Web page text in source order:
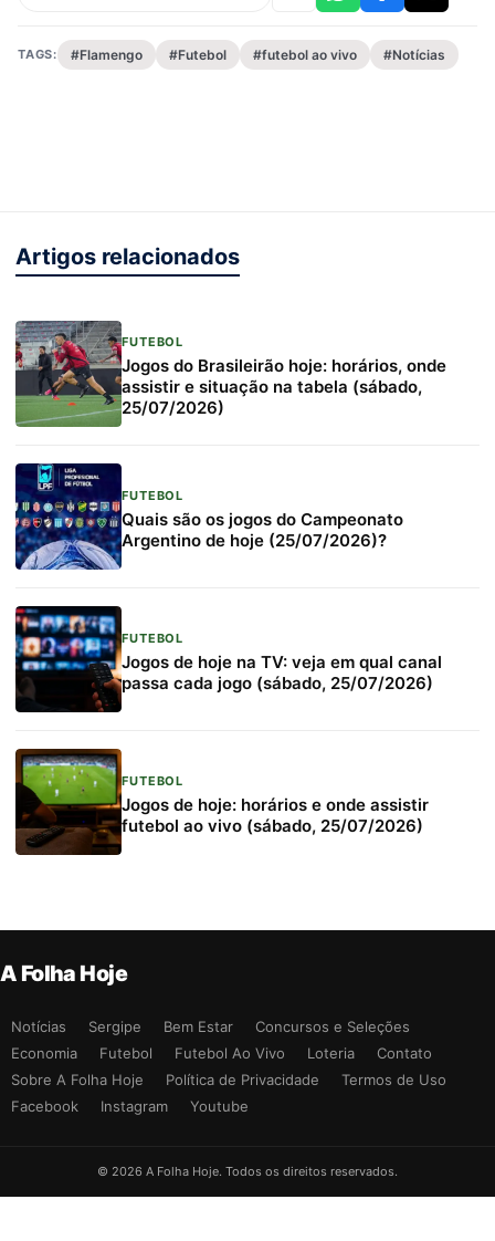
TAGS: #Flamengo #Futebol #futebol ao vivo #Notícias
Artigos relacionados
FUTEBOL
Jogos do Brasileirão hoje: horários, onde
assistir e situação na tabela (sábado,
25/07/2026)
FUTEBOL
Quais são os jogos do Campeonato
Argentino de hoje (25/07/2026)?
FUTEBOL
Jogos de hoje na TV: veja em qual canal
passa cada jogo (sábado, 25/07/2026)
FUTEBOL
Jogos de hoje: horários e onde assistir
futebol ao vivo (sábado, 25/07/2026)
A Folha Hoje
Notícias Sergipe Bem Estar
Concursos e Seleções
Economia
Futebol Futebol Ao Vivo Loteria
Contato
Sobre A Folha Hoje
Política de Privacidade
Termos de Uso
Facebook
Instagram Youtube
© 2026 A Folha Hoje. Todos os direitos reservados.